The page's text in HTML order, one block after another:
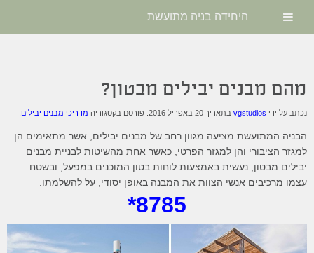
מהם מבנים יבילים מבטון?
נכתב על ידי vgstudios בתאריך 20 באפריל 2016 . פורסם בקטגוריה מדריכי מבנים יבילים
הבניה המתועשת מציעה מגוון רחב של מבנים יבילים, אשר מתאימים הן
למגזר הציבורי והן למגזר הפרטי, כאשר אחת מהשיטות לבניית מבנים
יבילים מבטון, נעשית באמצעות לוחות בטון המוכנים במפעל, ובשטח
עצמו מרכיבים אנשי הצוות את המבנה באופן יסודי, על להשלמתו.
8785*
היחידה בניה מתועשת